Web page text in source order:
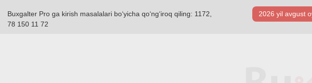
Buxgalter Pro ga kirish masalalari boʻyicha qoʻngʻiroq qiling: 1172,
78 150 11 72
2026 yil avgust